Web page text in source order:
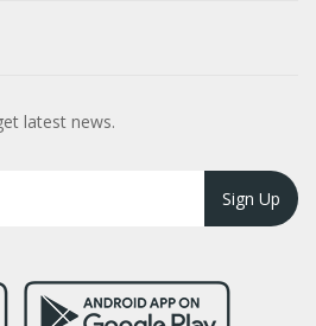
latest news.
Sign Up